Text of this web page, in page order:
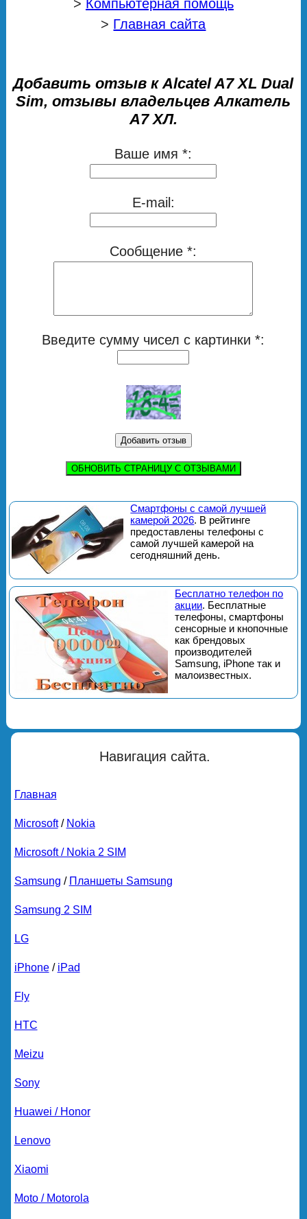
> Компьютерная помощь
> Главная сайта
Добавить отзыв к Alcatel A7 XL Dual
Sim, отзывы владельцев Алкатель
А7 ХЛ.
Ваше имя *:
E-mail:
Сообщение *:
Введите сумму чисел с картинки *:
ОБНОВИТЬ СТРАНИЦУ С ОТЗЫВАМИ
Смартфоны с самой лучшей
камерой 2026. В рейтинге
предоставлены телефоны с
самой лучшей камерой на
сегодняшний день.
Бесплатно телефон по
акции. Бесплатные
телефоны, смартфоны
сенсорные и кнопочные
как брендовых
производителей
Samsung, iPhone так и
малоизвестных.
Навигация сайта.
Главная
Microsoft/ Nokia
Microsoft / Nokia 2 SIM
Samsung / Планшеты Samsung
Samsung 2 SIM
LG
iPhone/ iPad
Fly
HTC
Meizu
Sony
Huawei / Honor
Lenovo
Xiaomi
Moto / Motorola